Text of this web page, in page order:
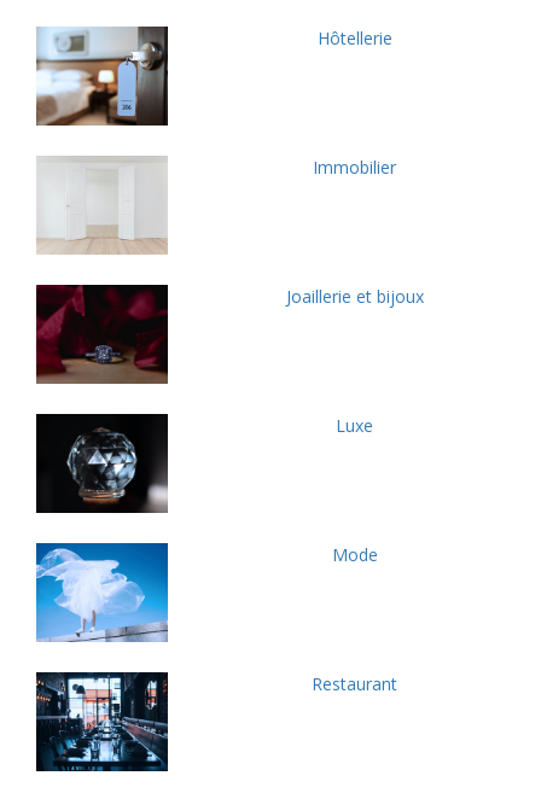
Hôtellerie
Immobilier
Joaillerie et bijoux
Luxe
Mode
Restaurant